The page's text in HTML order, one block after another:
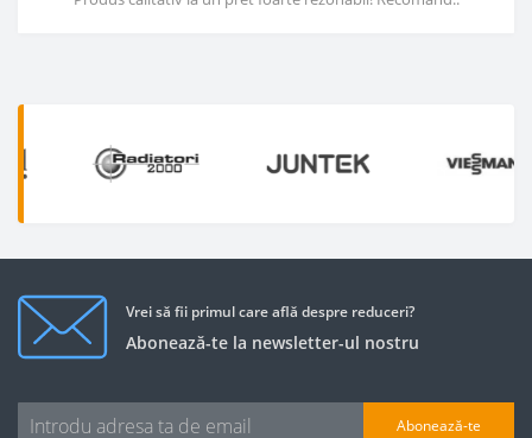
Vrei să fii primul care află despre reduceri?
Abonează-te la newsletter-ul nostru
Abonează-te